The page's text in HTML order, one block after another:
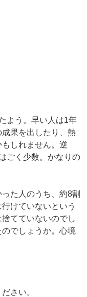
よう。早い人は1年
果を出したり、熱
しれません。逆
ごく少数。かなりの
た人のうち、約8割
けていないという
てていないのでし
でしょうか。心境
さい。